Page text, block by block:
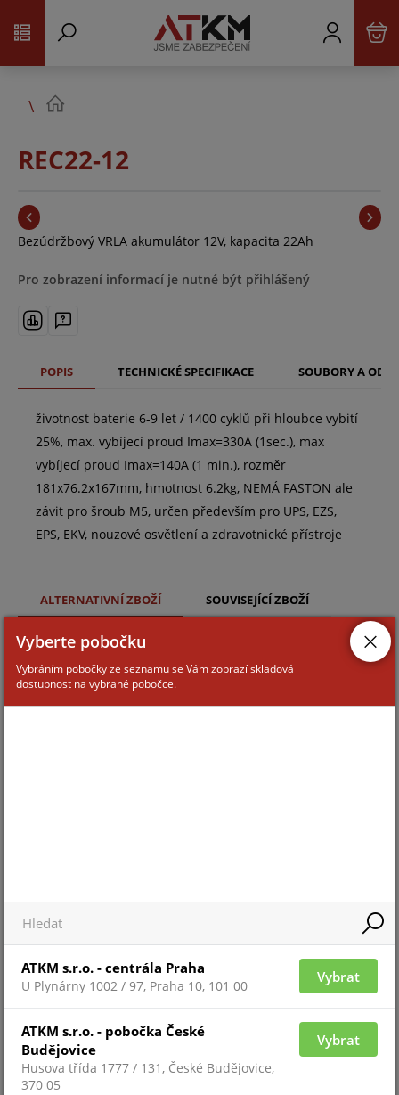
REC22-12
Bezúdržbový VRLA akumulátor 12V, kapacita 22Ah
Pro zobrazení informací je nutné být přihlášený
POPIS TECHNICKÉ SPECIFIKACE SOUBORY A
životnost baterie 6-9 let / 1400 cyklů při hloubce vybití
25%, max. vybíjecí proud Imax=330A (1sec.), max
vybíjecí proud Imax=140A (1 min.), rozměr
181x76.2x167mm, hmotnost 6.2kg, NEMÁ FASTON ale
závit pro šroub M5, určen především pro UPS, EZS,
EPS, EKV, nouzové osvětlení a zdravotnické přístroje
ALTERNATIVNÍ ZBOŽÍ SOUVISEJÍCÍ ZBOŽÍ
Vyberte pobočku
Vybráním pobočky ze seznamu se Vám zobrazí skladová
dostupnost na vybrané pobočce.
ATKM s.r.o. - centrála Praha
U Plynárny 1002 / 97, Praha 10, 101 00
Vybrat
ATKM s.r.o. - pobočka České
Budějovice
Husova třída 1777 / 131, České Budějovice,
370 05
Vybrat